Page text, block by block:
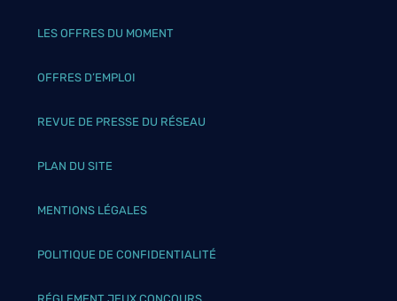
LES OFFRES DU MOMENT
OFFRES D’EMPLOI
REVUE DE PRESSE DU RÉSEAU
PLAN DU SITE
MENTIONS LÉGALES
POLITIQUE DE CONFIDENTIALITÉ